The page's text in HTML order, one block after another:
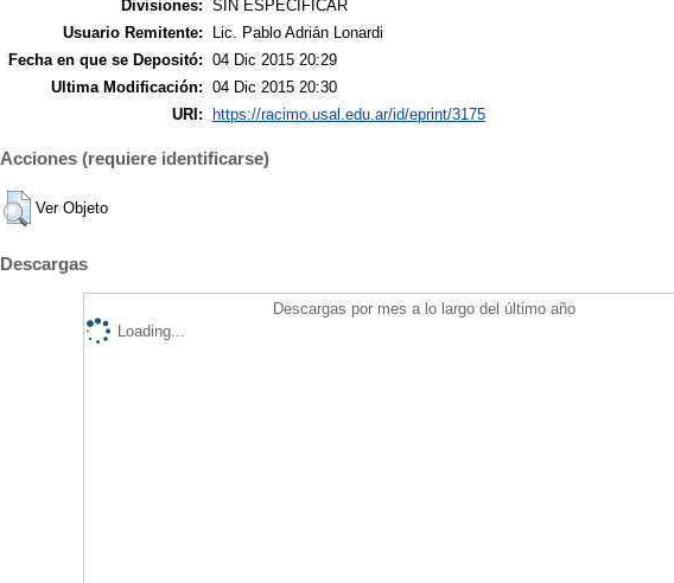
Divisiones: SIN ESPECIFICAR
Usuario Remitente:
Lic. Pablo Adrián Lonardi
Fecha en que se Depositó: 04 Dic 2015 20:29
Ultima Modificación: 04 Dic 2015 20:30
URI:
https://racimo.usal.edu.ar/id/eprint/3175
Acciones (requiere identificarse)
Ver Objeto
Descargas
Descargas por mes a lo largo del último año
Loading...